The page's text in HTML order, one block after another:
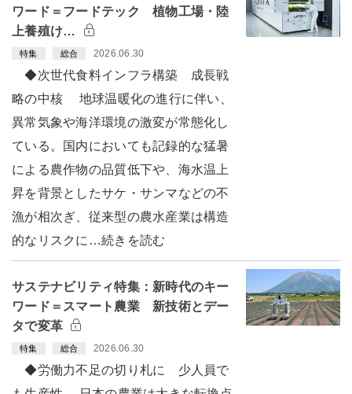
ワード＝フードテック 植物工場・陸
上養殖け…
特集 総合 2026.06.30
◆次世代食料インフラ構築 成長戦
略の中核 地球温暖化の進行に伴い、
異常気象や海洋環境の激変が常態化し
ている。国内においても記録的な猛暑
による農作物の品質低下や、海水温上
昇を背景としたサケ・サンマなどの不
漁が相次ぎ、従来型の農水産業は構造
的なリスクに…続きを読む
サステナビリティ特集：新時代のキー
ワード＝スマート農業 新技術とデー
タで変革
特集 総合 2026.06.30
◆労働力不足の切り札に 少人員で